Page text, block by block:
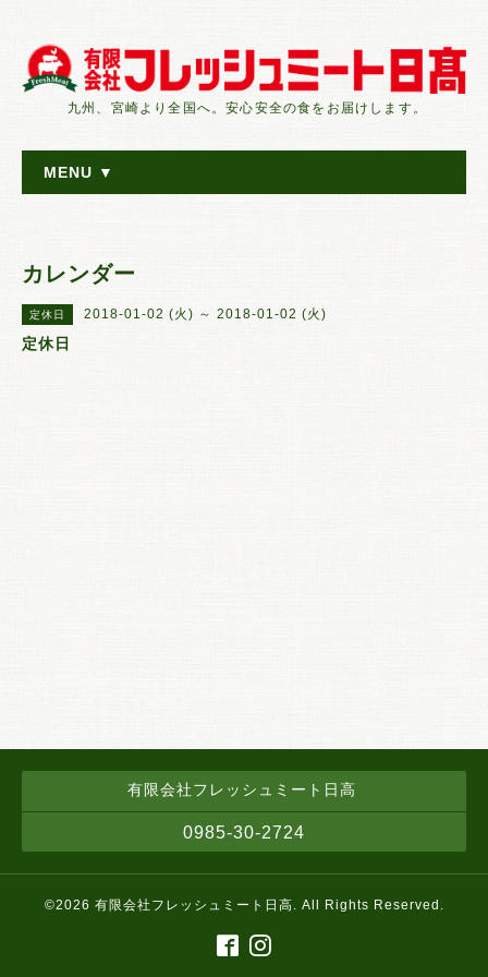
九州、宮崎より全国へ。安心安全の食をお届けします。
MENU ▼
カレンダー
定休日 2018-01-02 (火) ～ 2018-01-02 (火)
定休日
有限会社フレッシュミート日高
0985-30-2724
©2026 有限会社フレッシュミート日高. All Rights Reserved.